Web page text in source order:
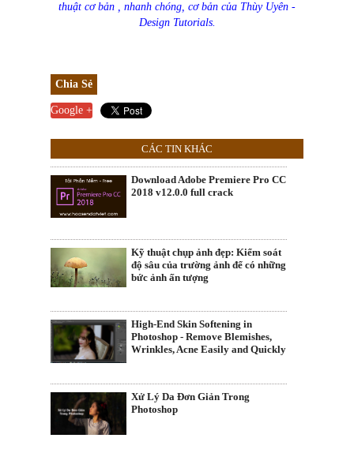
thuật cơ bản , nhanh chóng, cơ bản của Thùy Uyên -
Design Tutorials.
Chia Sẻ
Google +
CÁC TIN KHÁC
Download Adobe Premiere Pro CC
2018 v12.0.0 full crack
Kỹ thuật chụp ảnh đẹp: Kiểm soát
độ sâu của trường ảnh để có những
bức ảnh ấn tượng
High-End Skin Softening in
Photoshop - Remove Blemishes,
Wrinkles, Acne Easily and Quickly
Xử Lý Da Đơn Giản Trong
Photoshop